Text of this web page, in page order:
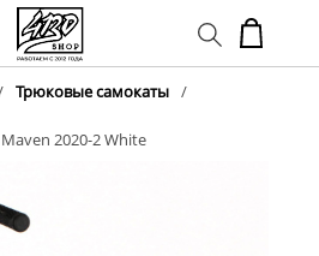
Трюковые самокаты
2020-2 White